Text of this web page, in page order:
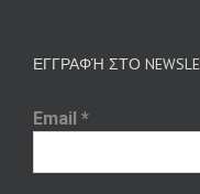
ΕΓΓΡΑΦΉ ΣΤΟ
Email *